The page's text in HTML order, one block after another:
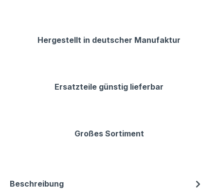
Hergestellt in deutscher Manufaktur
Ersatzteile günstig lieferbar
Großes Sortiment
Beschreibung